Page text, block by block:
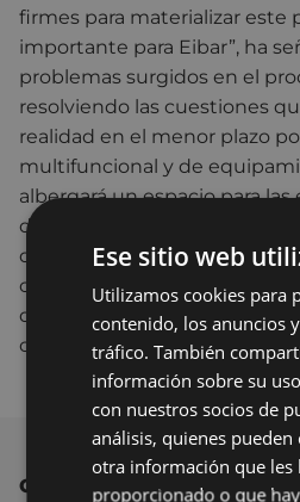
firmes para materializar este
importante para Eibar”, ha
problemas surgidos en el
resolviendo las cuestiones
realidad en el menor plazo
multifuncional y de
albergará un espacio para las
del mercado, para toda la
quedan pasos importantes
conseguido hasta el
del compromiso que el
con la consecución de este
OTRAS NOTICIAS
Ese sitio web
Utilizamos cookies para
contenido, los anuncios
tráfico. También
información sobre su
con nuestros socios de
análisis, quienes
otra información que les
proporcionado o que